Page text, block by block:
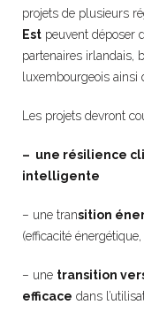
projets de plusieurs
Est peuvent déposer
partenaires irlandais,
luxembourgeois ainsi
Les projets devront
– une résilience
intelligente
– une transition
(efficacité
– une transition
efficace dans